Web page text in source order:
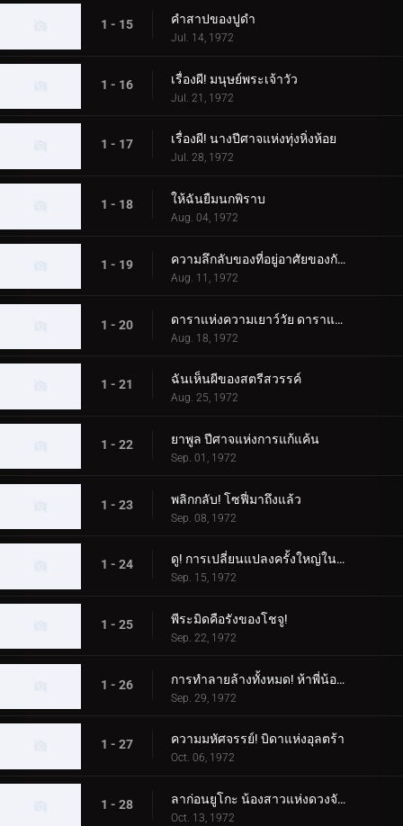
1 - 15 คำสาปของปูดำ
Jul. 14, 1972
1 - 16 เรื่องผี! มนุษย์พระเจ้าวัว
Jul. 21, 1972
1 - 17 เรื่องผี! นางปีศาจแห่งทุ่งหิ่งห้อย
Jul. 28, 1972
1 - 18 ให้ฉันยืมนกพิราบ
Aug. 04, 1972
1 - 19 ความลึกลับของที่อยู่อาศัยของกัปปะ
Aug. 11, 1972
1 - 20 ดาราแห่งความเยาว์วัย ดาราแห่งคู่รัก
Aug. 18, 1972
1 - 21 ฉันเห็นผีของสตรีสวรรค์
Aug. 25, 1972
1 - 22 ยาพูล ปีศาจแห่งการแก้แค้น
Sep. 01, 1972
1 - 23 พลิกกลับ! โซฟี่มาถึงแล้ว
Sep. 08, 1972
1 - 24 ดู! การเปลี่ยนแปลงครั้งใหญ่ในตอนกลางคืน
Sep. 15, 1972
1 - 25 พีระมิดคือรังของโชจู!
Sep. 22, 1972
1 - 26 การทำลายล้างทั้งหมด! ห้าพี่น้องอุลตร้า
Sep. 29, 1972
1 - 27 ความมหัศจรรย์! บิดาแห่งอุลตร้า
Oct. 06, 1972
1 - 28 ลาก่อนยูโกะ น้องสาวแห่งดวงจันทร์
Oct. 13, 1972